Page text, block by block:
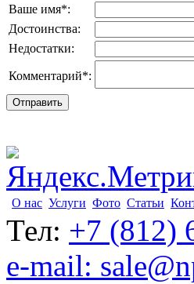
Ваше имя*:
Достоинства:
Недостатки:
Комментарий*:
О нас Услуги Фото Статьи
Тел: +7 (812)
e-mail: